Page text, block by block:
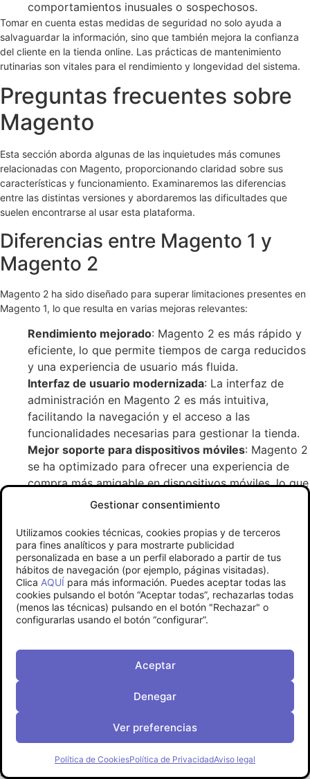
Gestionar consentimiento
Utilizamos cookies técnicas, cookies propias y de terceros
para fines analíticos y para mostrarte publicidad
personalizada en base a un perfil elaborado a partir de tus
hábitos de navegación (por ejemplo, páginas visitadas).
Clica AQUÍ para más información. Puedes aceptar todas las
cookies pulsando el botón “Aceptar todas”, rechazarlas todas
(menos las técnicas) pulsando en el botón "Rechazar" o
configurarlas usando el botón “configurar”.
Aceptar
Denegar
Ver preferencias
Política de CookiesPolítica de PrivacidadAviso legal
comportamientos inusuales o sospechosos.
Tomar en cuenta estas medidas de seguridad no solo ayuda a
salvaguardar la información, sino que también mejora la confianza
del cliente en la tienda online. Las prácticas de mantenimiento
rutinarias son vitales para el rendimiento y longevidad del sistema.
Preguntas frecuentes sobre
Magento
Esta sección aborda algunas de las inquietudes más comunes
relacionadas con Magento, proporcionando claridad sobre sus
características y funcionamiento. Examinaremos las diferencias
entre las distintas versiones y abordaremos las dificultades que
suelen encontrarse al usar esta plataforma.
Diferencias entre Magento 1 y
Magento 2
Magento 2 ha sido diseñado para superar limitaciones presentes en
Magento 1, lo que resulta en varias mejoras relevantes:
Rendimiento mejorado: Magento 2 es más rápido y
eficiente, lo que permite tiempos de carga reducidos
y una experiencia de usuario más fluida.
Interfaz de usuario modernizada: La interfaz de
administración en Magento 2 es más intuitiva,
facilitando la navegación y el acceso a las
funcionalidades necesarias para gestionar la tienda.
Mejor soporte para dispositivos móviles: Magento 2
se ha optimizado para ofrecer una experiencia de
compra más amigable en dispositivos móviles, lo que
es crucial dado el aumento del comercio móvil.
y soporte a largo plazo, Magento 2 ofrece
características de seguridad superiores, ayudando a
proteger los datos del cliente y la integridad de la
tienda.
Mayor compatibilidad con extensiones y plugins:
Magento 2 permite una integración más sencilla de
tienda.
Dificultades comunes y cómo
Los usuarios de Magento pueden enfrentarse a diversas
dificultades, especialmente si son nuevos en la plataforma. A
continuación se detallan algunas de las dificultades más frecuentes
y sus soluciones: